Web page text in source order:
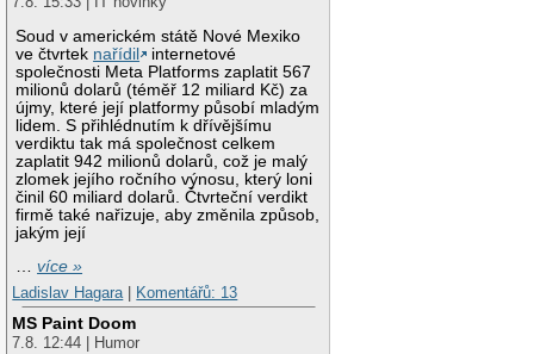
Soud v americkém státě Nové Mexiko
ve čtvrtek nařídil
internetové
společnosti Meta Platforms zaplatit 567
milionů dolarů (téměř 12 miliard Kč) za
újmy, které její platformy působí mladým
lidem. S přihlédnutím k dřívějšímu
verdiktu tak má společnost celkem
zaplatit 942 milionů dolarů, což je malý
zlomek jejího ročního výnosu, který loni
činil 60 miliard dolarů. Čtvrteční verdikt
firmě také nařizuje, aby změnila způsob,
jakým její
…více »
Ladislav Hagara
Komentářů: 13
MS Paint Doom
7.8. 12:44 | Humor